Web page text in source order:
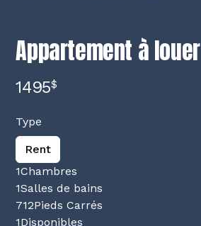
Appartement à louer
1495$
Type
Rent
1Chambres
1Salles de bains
712Pieds Carrés
1Disponibles